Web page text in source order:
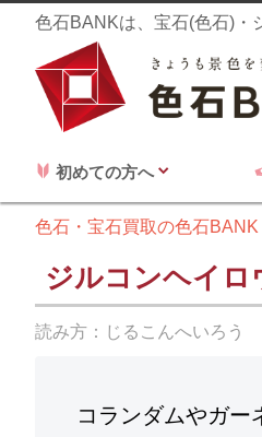
色石BANKは、宝石(色石)・
初めての方へ
色石・宝石買取の色石BANK
ジルコンヘイロ
読み方： じるこんへいろう
コランダムやガー